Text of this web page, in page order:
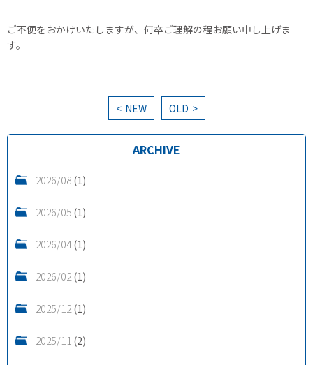
ご不便をおかけいたしますが、何卒ご理解の程お願い申し上げま
す。
NEW OLD
ARCHIVE
2026/08(1)
2026/05(1)
2026/04(1)
2026/02(1)
2025/12(1)
2025/11(2)